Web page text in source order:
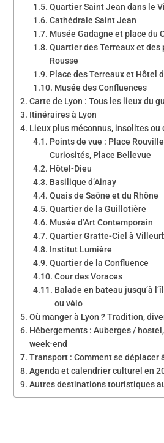
Quartier Saint Jean dans le
Cathédrale Saint Jean
Musée Gadagne et place du
Quartier des Terreaux et des
Rousse
Place des Terreaux et Hôtel
Musée des Confluences
Carte de Lyon : Tous les lieux du
Itinéraires à Lyon
Lieux plus méconnus, insolites ou
Points de vue : Place
Curiosités, Place Bellevue
Hôtel-Dieu
Basilique d’Ainay
Quais de Saône et du Rhône
Quartier de la Guillotière
Musée d’Art Contemporain
Quartier Gratte-Ciel à
Institut Lumière
Quartier de la Confluence
Cour des Voraces
Balade en bateau jusqu’à
ou vélo
Où manger à Lyon ? Tradition,
Hébergements : Auberges /
week-end
Transport : Comment se déplacer
Agenda et calendrier culturel en
Autres destinations touristiques